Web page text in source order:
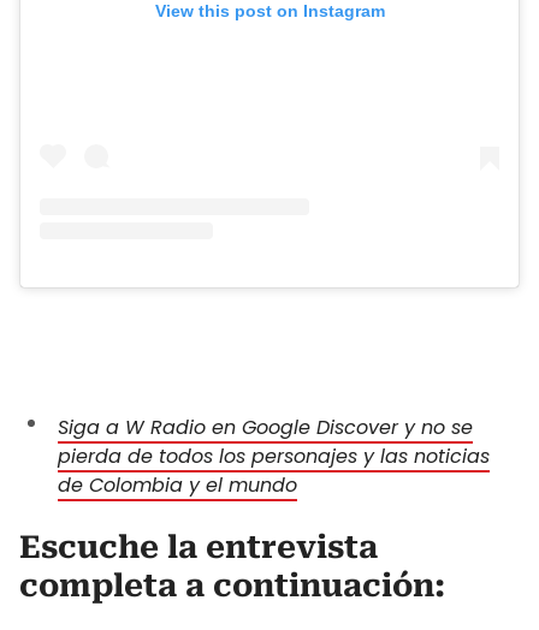
View this post on Instagram
Siga a W Radio en Google Discover y no se
pierda de todos los personajes y las noticias
de Colombia y el mundo
Escuche la entrevista
completa a continuación: